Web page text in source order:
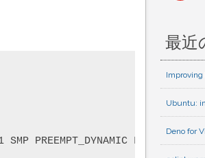
最近
Ubuntu:
Deno for